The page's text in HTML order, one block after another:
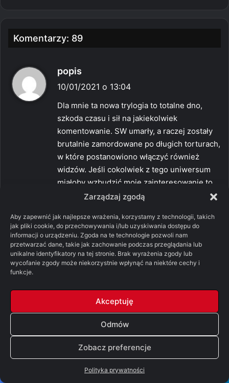
Zarządzaj zgodą
Aby zapewnić jak najlepsze wrażenia, korzystamy z technologii, takich
jak pliki cookie, do przechowywania i/lub uzyskiwania dostępu do
informacji o urządzeniu. Zgoda na te technologie pozwoli nam
przetwarzać dane, takie jak zachowanie podczas przeglądania lub
unikalne identyfikatory na tej stronie. Brak wyrażenia zgody lub
wycofanie zgody może niekorzystnie wpłynąć na niektóre cechy i
funkcje.
Akceptuję
Odmów
Zobacz preferencje
Polityka prywatności
Komentarzy: 89
popis
i
e
:
10/01/2021 o 13:04
Dla mnie ta nowa trylogia to totalne dno,
szkoda czasu i sił na jakiekolwiek
komentowanie. SW umarły, a raczej zostały
brutalnie zamordowane po długich torturach,
w które postanowiono włączyć również
widzów. Jeśli cokolwiek z tego uniwersum
miałoby wzbudzić moje zainteresowanie to
jedynie coś w klimacie i na kształt
0
0
Odpowiedz
i
s
e
:
Mandalorianin pokazuje, że jeszcze nie
wszystek SW umarły, jest nadzieja. Dać tylko
trochę przestrzeni na kreatywność ludziom,
którzy czują to uniwersum i mają pomysły.